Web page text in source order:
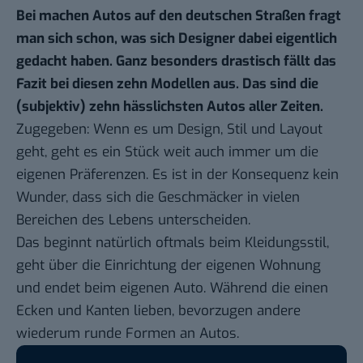
Bei machen Autos auf den deutschen Straßen fragt
man sich schon, was sich Designer dabei eigentlich
gedacht haben. Ganz besonders drastisch fällt das
Fazit bei diesen zehn Modellen aus. Das sind die
(subjektiv) zehn hässlichsten Autos aller Zeiten.
Zugegeben: Wenn es um Design, Stil und Layout
geht, geht es ein Stück weit auch immer um die
eigenen Präferenzen. Es ist in der Konsequenz kein
Wunder, dass sich die Geschmäcker in vielen
Bereichen des Lebens unterscheiden.
Das beginnt natürlich oftmals beim Kleidungsstil,
geht über die Einrichtung der eigenen Wohnung
und endet beim eigenen Auto. Während die einen
Ecken und Kanten lieben, bevorzugen andere
wiederum runde Formen an Autos.